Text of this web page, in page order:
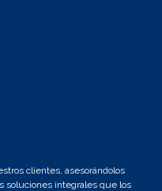
clientes, asesorándolos
soluciones integrales que los